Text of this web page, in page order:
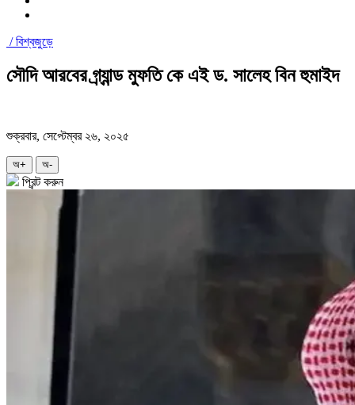
/বিশ্বজুড়ে
সৌদি আরবের গ্র্যান্ড মুফতি কে এই ড. সালেহ বিন হুমাইদ
শুক্রবার, সেপ্টেম্বর ২৬, ২০২৫
অ+ অ-
প্রিন্ট করুন